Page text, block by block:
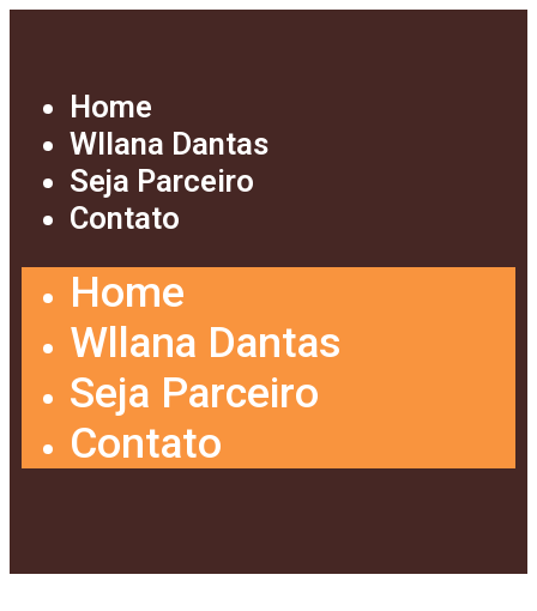
Home
Wllana Dantas
Seja Parceiro
Contato
Home
Wllana Dantas
Seja Parceiro
Contato